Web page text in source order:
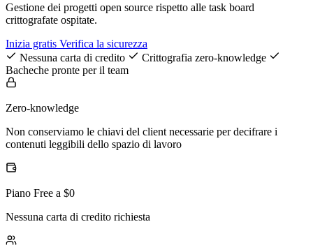
Gestione dei progetti open source rispetto alle task board
crittografate ospitate.
Inizia gratis Verifica la sicurezza
Nessuna carta di credito
Crittografia zero-knowledge
Bacheche pronte per il team
Zero-knowledge
Non conserviamo le chiavi del client necessarie per decifrare i
contenuti leggibili dello spazio di lavoro
Piano Free a $0
Nessuna carta di credito richiesta